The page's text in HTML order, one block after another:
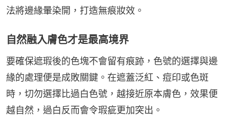
法將邊緣暈染開，打造無痕妝效。
自然融入膚色才是最高境界
要確保遮瑕後的色塊不會留有痕跡，色號的選擇與邊
緣的處理便是成敗關鍵。在遮蓋泛紅、痘印或色斑
時，切勿選擇比過白色號，越接近原本膚色，效果便
越自然，過白反而會令瑕疵更加突出。